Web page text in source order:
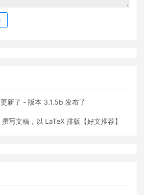
新了 - 版本 3.1.5b 发布了
写文稿，以 LaTeX 排版【好文推荐】